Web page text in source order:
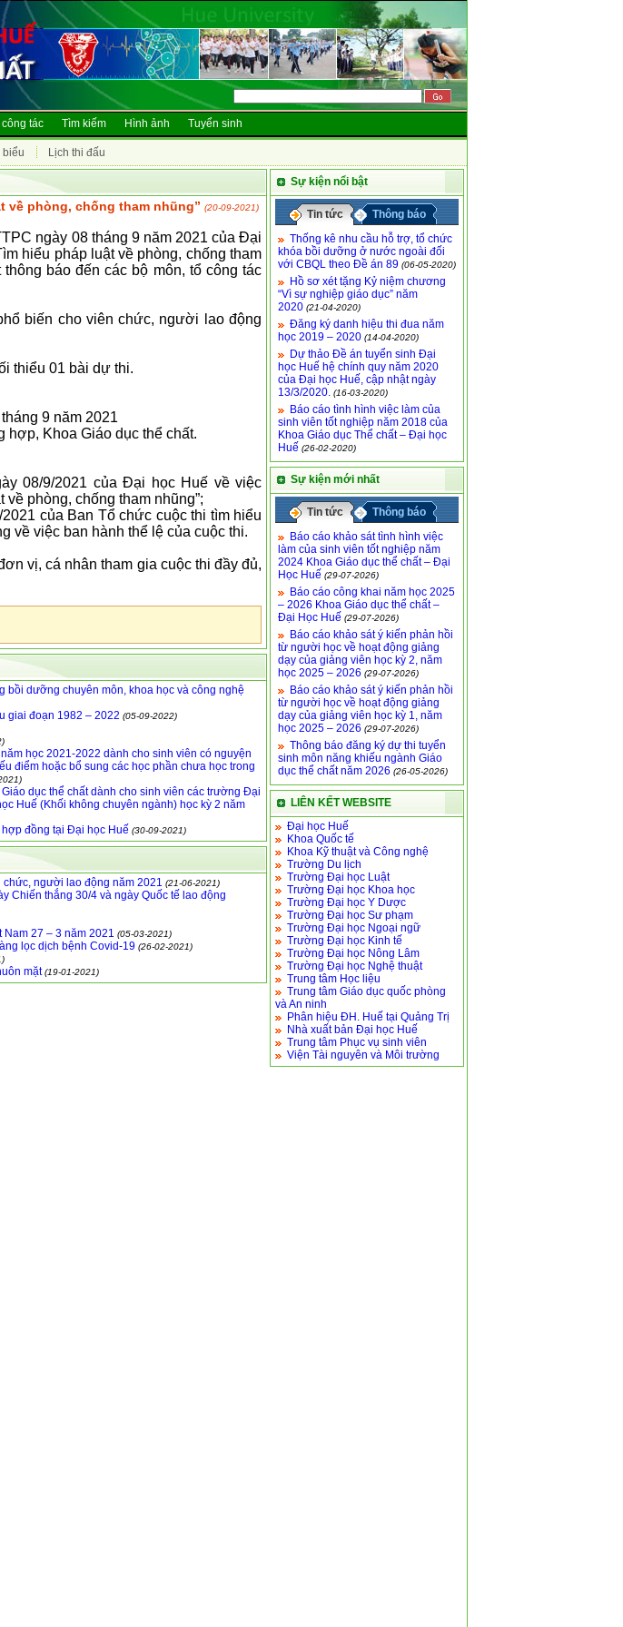
biểu Lịch thi đấu
công tác Tìm kiếm Hình ảnh Tuyển sinh
về phòng, chống tham nhũng” (20-09-2021)
ngày 08 tháng 9 năm 2021 của Đại
hiểu pháp luật về phòng, chống tham
báo đến các bộ môn, tổ công tác
biến cho viên chức, người lao động
thiểu 01 bài dự thi.
9 năm 2021
hợp, Khoa Giáo dục thể chất.
08/9/2021 của Đại học Huế về việc
phòng, chống tham nhũng”;
của Ban Tổ chức cuộc thi tìm hiểu
về việc ban hành thể lệ của cuộc thi.
vị, cá nhân tham gia cuộc thi đầy đủ,
bồi dưỡng chuyên môn, khoa học và công nghệ
giai đoạn 1982 – 2022 (05-09-2022)
học 2021-2022 dành cho sinh viên có nguyện
điểm hoặc bổ sung các học phần chưa học trong
dục thể chất dành cho sinh viên các trường Đại
Huế (Khối không chuyên ngành) học kỳ 2 năm
đồng tại Đại học Huế (30-09-2021)
người lao động năm 2021 (21-06-2021)
Chiến thắng 30/4 và ngày Quốc tế lao động
Nam 27 – 3 năm 2021 (05-03-2021)
lọc dịch bệnh Covid-19 (26-02-2021)
mặt (19-01-2021)
Sự kiện nổi bật
Tin tức
Thông báo
Thống kê nhu cầu hỗ trợ, tổ chức
khóa bồi dưỡng ở nước ngoài đối
với CBQL theo Đề án 89 (06-05-2020)
Hồ sơ xét tặng Kỷ niệm chương
“Vì sự nghiệp giáo dục” năm
2020 (21-04-2020)
Đăng ký danh hiệu thi đua năm
học 2019 – 2020 (14-04-2020)
Dự thảo Đề án tuyển sinh Đại
học Huế hệ chính quy năm 2020
của Đại học Huế, cập nhật ngày
13/3/2020. (16-03-2020)
Báo cáo tình hình việc làm của
sinh viên tốt nghiệp năm 2018 của
Khoa Giáo dục Thể chất – Đại học
Huế (26-02-2020)
Sự kiện mới nhất
Tin tức
Thông báo
Báo cáo khảo sát tình hình việc
làm của sinh viên tốt nghiệp năm
2024 Khoa Giáo dục thể chất – Đại
Học Huế (29-07-2026)
Báo cáo công khai năm học 2025
– 2026 Khoa Giáo dục thể chất –
Đại Học Huế (29-07-2026)
Báo cáo khảo sát ý kiến phản hồi
từ người học về hoạt động giảng
dạy của giảng viên học kỳ 2, năm
học 2025 – 2026 (29-07-2026)
Báo cáo khảo sát ý kiến phản hồi
từ người học về hoạt động giảng
dạy của giảng viên học kỳ 1, năm
học 2025 – 2026 (29-07-2026)
Thông báo đăng ký dự thi tuyển
sinh môn năng khiếu ngành Giáo
dục thể chất năm 2026 (26-05-2026)
LIÊN KẾT WEBSITE
Đại học Huế
Khoa Quốc tế
Khoa Kỹ thuật và Công nghệ
Trường Du lịch
Trường Đại học Luật
Trường Đại học Khoa học
Trường Đại học Y Dược
Trường Đại học Sư phạm
Trường Đại học Ngoại ngữ
Trường Đại học Kinh tế
Trường Đại học Nông Lâm
Trường Đại học Nghệ thuật
Trung tâm Học liệu
Trung tâm Giáo dục quốc phòng
và An ninh
Phân hiệu ĐH. Huế tại Quảng Trị
Nhà xuất bản Đại học Huế
Trung tâm Phục vụ sinh viên
Viện Tài nguyên và Môi trường